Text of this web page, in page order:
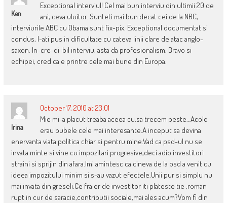
Ken
Exceptional interviul! Cel mai bun interviu din ultimii 20 de
ani, ceva uluitor. Sunteti mai bun decat cei de la NBC,
interviurile ABC cu Obama sunt fix-pix. Exceptional documentat si
condus, l-ati pus in dificultate cu cateva linii clare de atac anglo-
saxon. In-cre-di-bil interviu, asta da profesionalism. Bravo si
echipei, cred ca e printre cele mai bune din Europa.
Irina
October 17, 2010 at 23:01
Mie mi-a placut treaba aceea cu:sa trecem peste…Acolo
erau bubele cele mai interesante.A inceput sa devina
enervanta viata politica chiar si pentru mine.Vad ca psd-ul nu se
invata minte si vine cu impozitari progresive,deci adio investitori
straini si sprijin din afara.Imi amintesc ca cineva de la psd a venit cu
ideea impozitului minim si s-au vazut efectele.Unii pur si simplu nu
mai invata din greseli.Ce fraier de investitor iti plateste tie ,roman
rupt in cur de saracie,contributii sociale,mai ales acum?Vom fi din